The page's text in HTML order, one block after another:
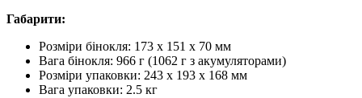
Габарити:
Розміри бінокля: 173 x 151 x 70 мм
Вага бінокля: 966 г (1062 г з акумуляторами)
Розміри упаковки: 243 х 193 х 168 мм
Вага упаковки: 2.5 кг